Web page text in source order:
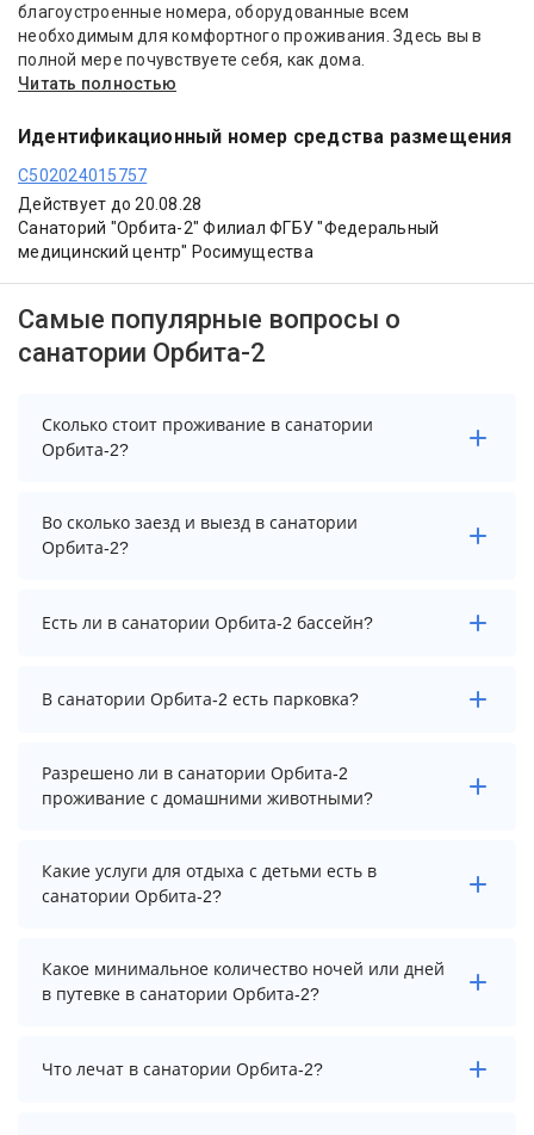
благоустроенные номера, оборудованные всем
необходимым для комфортного проживания. Здесь вы в
полной мере почувствуете себя, как дома.
Читать полностью
Идентификационный номер средства размещения
С502024015757
Действует до 20.08.28
Санаторий "Орбита-2" Филиал ФГБУ "Федеральный
медицинский центр" Росимущества
Самые популярные вопросы о
санатории Орбита-2
Сколько стоит проживание в санатории
Орбита-2?
Стоимость проживания в санатории Орбита-2
начинается от 5148 рублей. Чтобы увидеть
Во сколько заезд и выезд в санатории
Орбита-2?
Заезд возможен после 13:00, а выезд необходимо
осуществить до 11:00.
Есть ли в санатории Орбита-2 бассейн?
В санатории Орбита-2 есть крытый бассейн.
Площадь: 133.0 м².
В санатории Орбита-2 есть парковка?
В санатории Орбита-2 есть парковка, уточните
информацию перед бронированием у менеджера,
Разрешено ли в санатории Орбита-2
проживание с домашними животными?
Проживание с домашними животными запрещено.
Какие услуги для отдыха с детьми есть в
санатории Орбита-2?
Для детей в санатории Орбита-2 работает детская
площадка и игровая комната.
Какое минимальное количество ночей или дней
в путевке в санатории Орбита-2?
Минимальный срок путевки зависит от выбранного
тарифа. Для тарифа с лечением рекомендуем
Что лечат в санатории Орбита-2?